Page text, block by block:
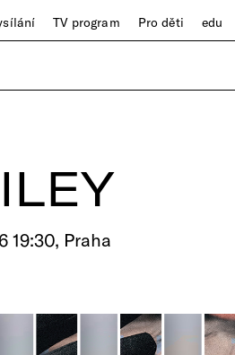
TV program Pro děti edu
19:30, Praha